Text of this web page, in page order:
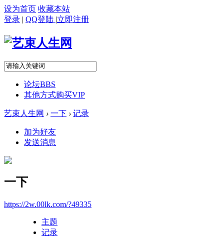
设为首页 收藏本站
登录 | QQ登陆 |立即注册
论坛BBS
其他方式购买VIP
艺束人生网 › 一下 › 记录
加为好友
发送消息
一下
https://2w.00lk.com/?49335
主题
记录